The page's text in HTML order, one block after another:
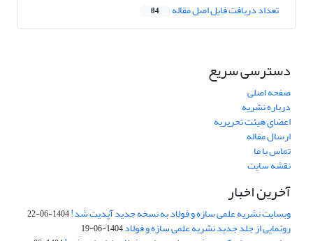
تعداد دریافت فایل اصل مقاله 84
دسترسی سریع
صفحه اصلی
درباره نشریه
اعضای هیئت تحریریه
ارسال مقاله
تماس با ما
نقشه سایت
آخرین اخبار
وبسایت نشریه علمی سازه و فولاد به نسخه جدید آپدیت شد!1404-06-22
رونمایی از جلد جدید نشریه علمی سازه و فولاد1404-06-19